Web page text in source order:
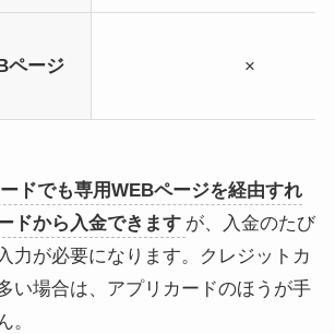
ページ ×
ドでも専用WEBページを経由すれ
ドから入金できます が、入金のたび
力が必要になります。クレジットカ
い場合は、アプリカードのほうが手
。